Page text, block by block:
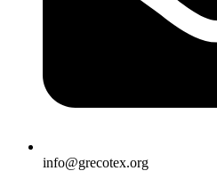
info@grecotex.org